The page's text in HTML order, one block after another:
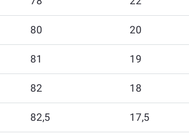
80 20
81 19
82 18
82,5 17,5